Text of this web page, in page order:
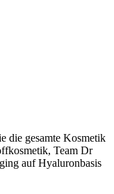
die gesamte Kosmetik
Team Dr
auf Hyaluronbasis